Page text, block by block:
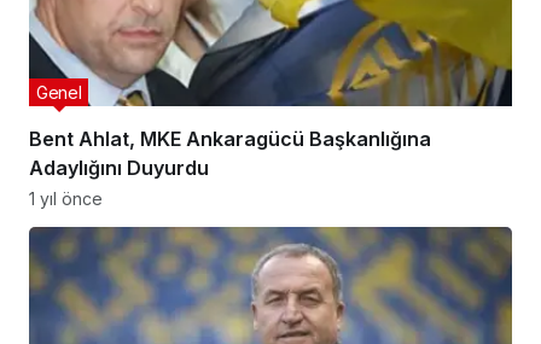
Bent Ahlat, MKE Ankaragücü Başkanlığına
Adaylığını Duyurdu
Genel
1 yıl önce